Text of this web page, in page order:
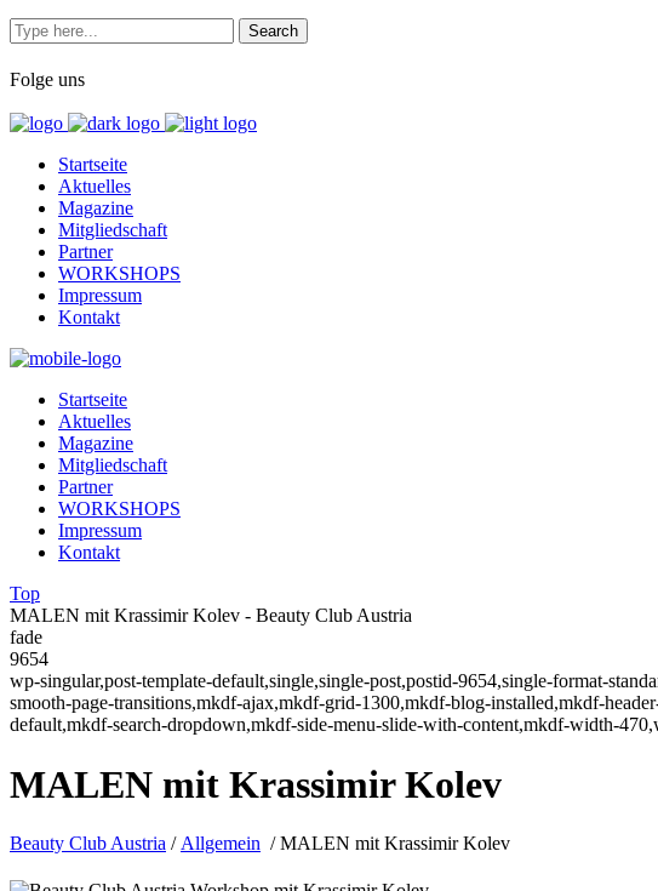
Folge uns
Startseite
Aktuelles
Magazine
Mitgliedschaft
Partner
WORKSHOPS
Impressum
Kontakt
Startseite
Aktuelles
Magazine
Mitgliedschaft
Partner
WORKSHOPS
Impressum
Kontakt
Top
MALEN mit Krassimir Kolev - Beauty Club Austria
fade
9654
wp-singular,post-template-default,single,single-post,postid-9654,single-format-
smooth-page-transitions,mkdf-ajax,mkdf-grid-1300,mkdf-blog-installed,mkdf-
default,mkdf-search-dropdown,mkdf-side-menu-slide-with-content,mkdf-width-
MALEN mit Krassimir Kolev
Beauty Club Austria / Allgemein /MALEN mit Krassimir Kolev